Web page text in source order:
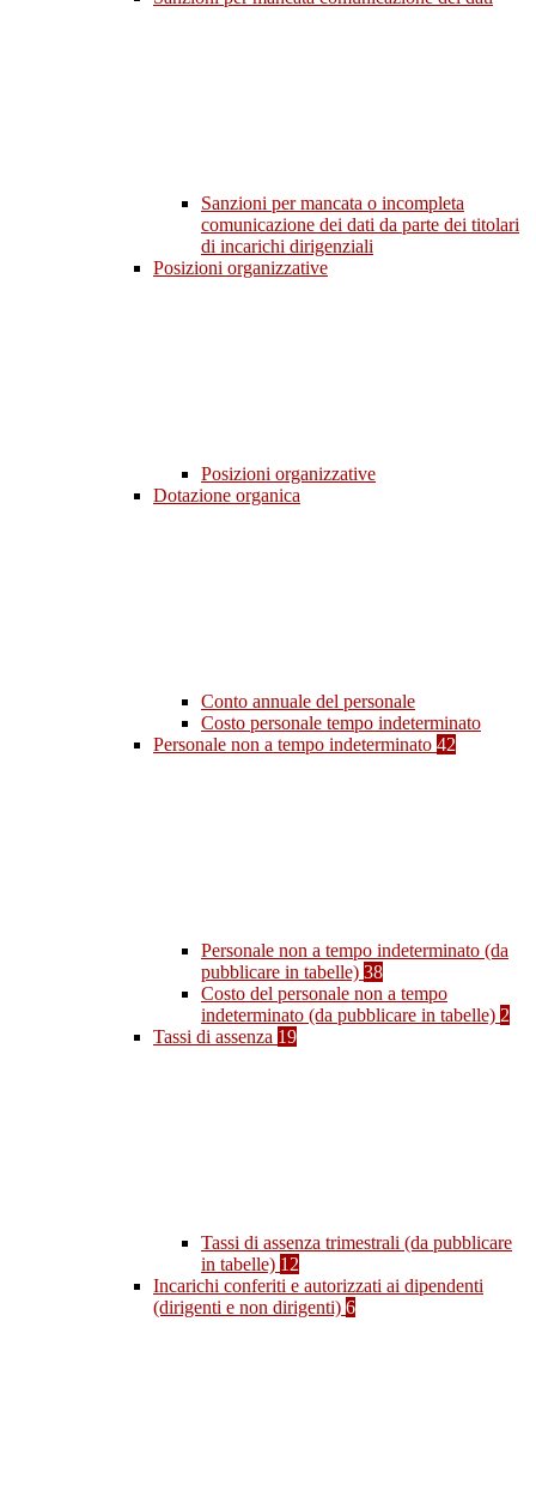
Sanzioni per mancata o incompleta
comunicazione dei dati da parte dei titolari
di incarichi dirigenziali
Posizioni organizzative
Posizioni organizzative
Dotazione organica
Conto annuale del personale
Costo personale tempo indeterminato
Personale non a tempo indeterminato 42
Personale non a tempo indeterminato (da
pubblicare in tabelle) 38
Costo del personale non a tempo
indeterminato (da pubblicare in tabelle) 2
Tassi di assenza 19
Tassi di assenza trimestrali (da pubblicare
in tabelle) 12
Incarichi conferiti e autorizzati ai dipendenti
(dirigenti e non dirigenti) 6